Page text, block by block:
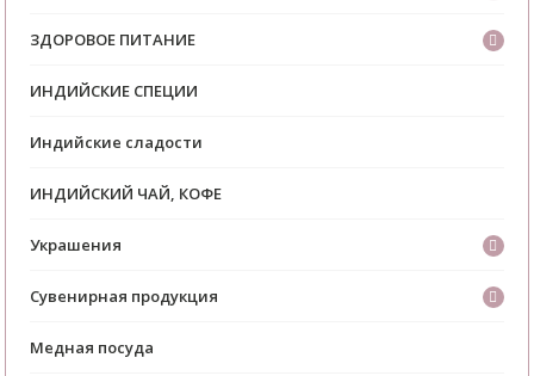
ЗДОРОВОЕ ПИТАНИЕ
ИНДИЙСКИЕ СПЕЦИИ
Индийские сладости
ИНДИЙСКИЙ ЧАЙ, КОФЕ
Украшения
Сувенирная продукция
Медная посуда